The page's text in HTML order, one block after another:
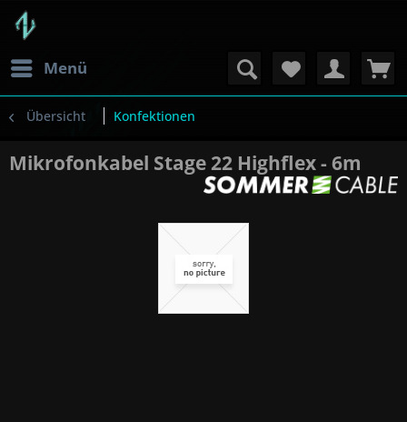
Menü
Übersicht Konfektionen
Mikrofonkabel Stage 22 Highflex - 6m